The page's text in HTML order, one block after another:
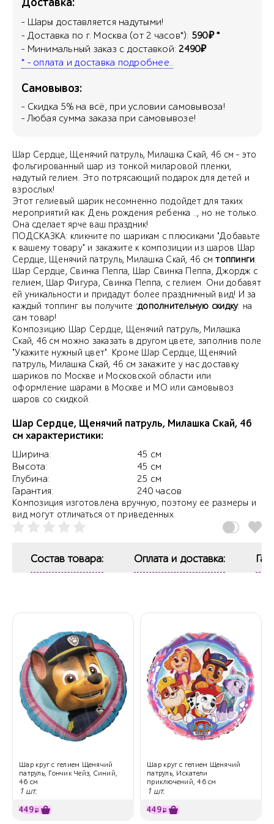
- Шары доставляется надутыми!
- Доставка по г. Москва (от 2 часов*): 590₽ *
- Минимальный заказ с доставкой:2490₽
* - оплата и доставка подробнее..
Самовывоз:
- Скидка 5% на всё, при условии самовывоза!
- Любая сумма заказа при самовывозе!
Шар Сердце, Щенячий патруль, Милашка Скай, 46 см - это
фольгированный шар из тонкой миларовой пленки,
надутый гелием. Это потрясающий подарок для детей и
взрослых!
Этот гелиевый шарик несомненно подойдет для таких
мероприятий как: День рождения ребенка .., но не только.
Она сделает ярче ваш праздник!
ПОДСКАЗКА: кликните по шарикам с плюсиками "Добавьте
к вашему товару" и закажите к композиции из шаров Шар
Сердце, Щенячий патруль, Милашка Скай, 46 смтоппинги:
Шар Сердце, Свинка Пеппа, Шар Свинка Пеппа, Джордж с
гелием, Шар Фигура, Свинка Пеппа, с гелием. Они добавят
ей уникальности и придадут более праздничный вид! И за
каждый топпинг вы получите :дополнительную скидку: на
сам товар!
Композицию Шар Сердце, Щенячий патруль, Милашка
Скай, 46 см можно заказать в другом цвете, заполнив поле
"Укажите нужный цвет". Кроме Шар Сердце, Щенячий
патруль, Милашка Скай, 46 см закажите у нас доставку
шариков по Москве и Московской области или
оформление шарами в Москве и МО или самовывоз
шаров со скидкой.
Шар Сердце, Щенячий патруль, Милашка Скай, 46
см характеристики:
Ширина:
Высота:
Глубина:
Гарантия:
45 см
45 см
25 см
240 часов
Композиция изготовлена вручную, поэтому ее размеры и
вид могут отличаться от приведенных.
Состав товара: Оплата и доставка:
Шар круг с гелием Щенячий
патруль, Гончик Чейз, Синий,
46 см
1 шт.
449₽
Шар круг с гелием Щенячий
патруль, Искатели
приключений, 46 см
1 шт.
449₽